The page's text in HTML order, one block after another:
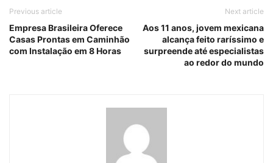
Previous article
Empresa Brasileira Oferece
Casas Prontas em Caminhão
com Instalação em 8 Horas
Next article
Aos 11 anos, jovem mexicana
alcança feito raríssimo e
surpreende até especialistas
ao redor do mundo